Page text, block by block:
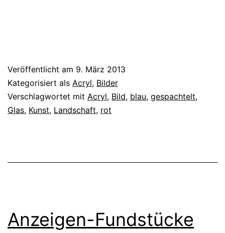
Veröffentlicht am 9. März 2013
Kategorisiert als Acryl, Bilder
Verschlagwortet mit Acryl, Bild, blau, gespachtelt,
Glas, Kunst, Landschaft, rot
Anzeigen-Fundstücke